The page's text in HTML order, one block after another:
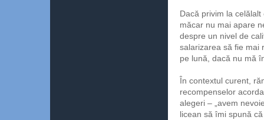
Dacă privim la
măcar nu mai apare
despre un nivel de
salarizarea să fie mai
pe lună, dacă nu mă
În contextul curent,
recompenselor
alegeri – „avem
licean să îmi spună